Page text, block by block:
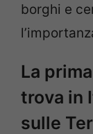
borghi e
La
trova in
sulle